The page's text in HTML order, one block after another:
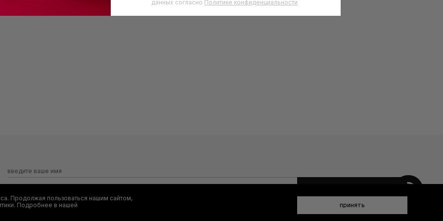
Я даю согласие на сбор, обработку и хранение моих персональных данных (имя, email, телефон) для получения рекламных и
Политикой конфиденциальности
Продолжая пользоваться нашим сайтом,
Подробнее в нашей
принять
данных согласно Политике конфиденциальности